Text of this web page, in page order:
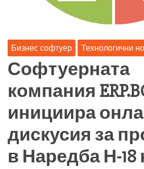
Бизнес софтуер Технологични
Софтуерната
компания
инициира
дискусия за
в Наредба Н-